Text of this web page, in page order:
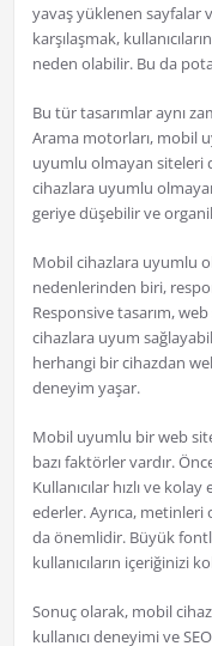
yavaş yüklenen sayfalar
karşılaşmak,
neden olabilir. Bu da
Bu tür tasarımlar aynı
Arama motorları, mobil
uyumlu olmayan siteleri
cihazlara uyumlu
geriye düşebilir ve
Mobil cihazlara uyumlu
nedenlerinden biri,
Responsive tasarım,
cihazlara uyum
herhangi bir cihazdan
deneyim yaşar.
Mobil uyumlu bir web
bazı faktörler vardır.
Kullanıcılar hızlı ve
ederler. Ayrıca,
da önemlidir. Büyük
kullanıcıların içeriğinizi
Sonuç olarak, mobil
kullanıcı deneyimi ve